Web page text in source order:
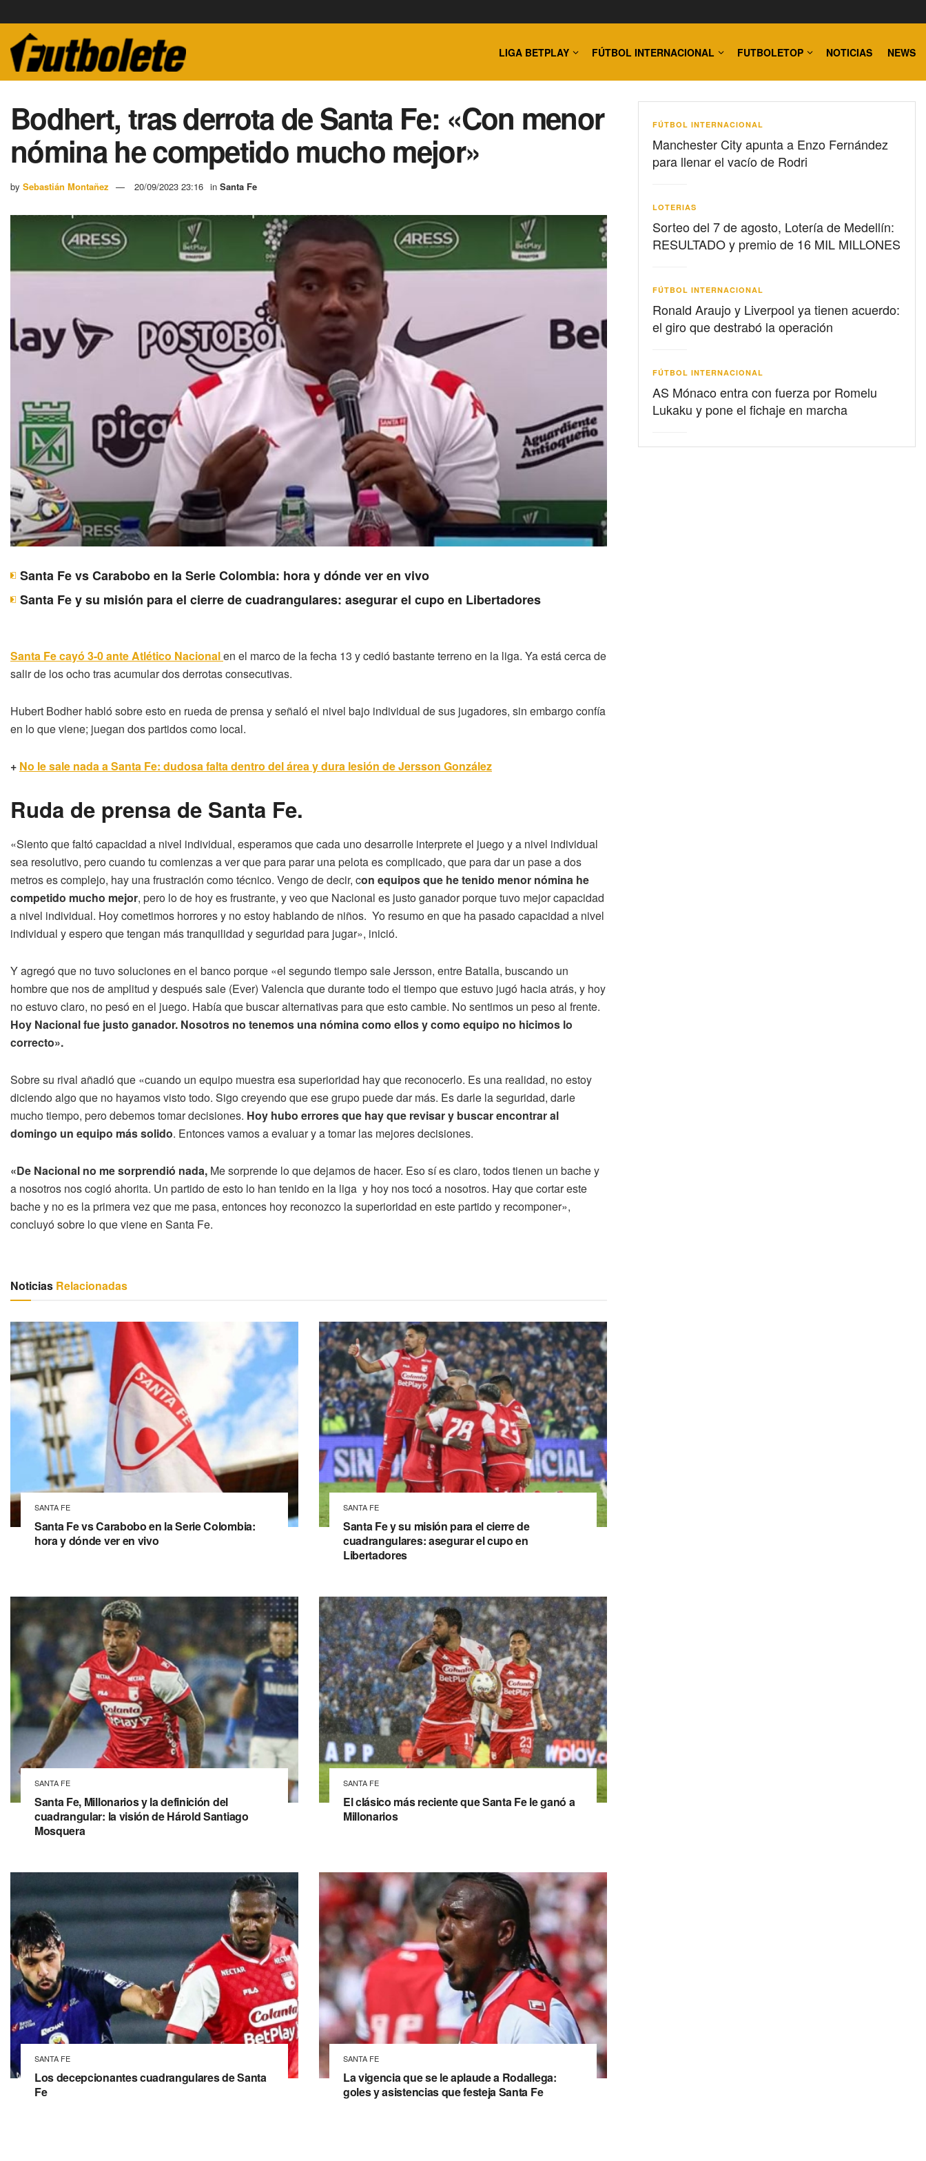
LIGA BETPLAY FÚTBOL INTERNACIONAL FUTBOLETOP NOTICIAS NEWS
Bodhert, tras derrota de Santa Fe: «Con menor
nómina he competido mucho mejor»
by Sebastián Montañez 20/09/2023 23:16 in Santa Fe
Santa Fe vs Carabobo en la Serie Colombia: hora y dónde ver en vivo
Santa Fe y su misión para el cierre de cuadrangulares: asegurar el cupo en Libertadores
Santa Fe cayó 3-0 ante Atlético Nacionalen el marco de la fecha 13 y cedió bastante terreno en la liga. Ya está cerca de
salir de los ocho tras acumular dos derrotas consecutivas.
Hubert Bodher habló sobre esto en rueda de prensa y señaló el nivel bajo individual de sus jugadores, sin embargo confía
en lo que viene; juegan dos partidos como local.
+ No le sale nada a Santa Fe: dudosa falta dentro del área y dura lesión de Jersson González
Ruda de prensa de Santa Fe.
«Siento que faltó capacidad a nivel individual, esperamos que cada uno desarrolle interprete el juego y a nivel individual
sea resolutivo, pero cuando tu comienzas a ver que para parar una pelota es complicado, que para dar un pase a dos
metros es complejo, hay una frustración como técnico. Vengo de decir, con equipos que he tenido menor nómina he
competido mucho mejor, pero lo de hoy es frustrante, y veo que Nacional es justo ganador porque tuvo mejor capacidad
a nivel individual. Hoy cometimos horrores y no estoy hablando de niños. Yo resumo en que ha pasado capacidad a nivel
individual y espero que tengan más tranquilidad y seguridad para jugar», inició.
Y agregó que no tuvo soluciones en el banco porque «el segundo tiempo sale Jersson, entre Batalla, buscando un
hombre que nos de amplitud y después sale (Ever) Valencia que durante todo el tiempo que estuvo jugó hacia atrás, y hoy
no estuvo claro, no pesó en el juego. Había que buscar alternativas para que esto cambie. No sentimos un peso al frente.
Hoy Nacional fue justo ganador. Nosotros no tenemos una nómina como ellos y como equipo no hicimos lo
correcto».
Sobre su rival añadió que «cuando un equipo muestra esa superioridad hay que reconocerlo. Es una realidad, no estoy
diciendo algo que no hayamos visto todo. Sigo creyendo que ese grupo puede dar más. Es darle la seguridad, darle
mucho tiempo, pero debemos tomar decisiones. Hoy hubo errores que hay que revisar y buscar encontrar al
domingo un equipo más solido. Entonces vamos a evaluar y a tomar las mejores decisiones.
«De Nacional no me sorprendió nada, Me sorprende lo que dejamos de hacer. Eso sí es claro, todos tienen un bache y
a nosotros nos cogió ahorita. Un partido de esto lo han tenido en la liga y hoy nos tocó a nosotros. Hay que cortar este
bache y no es la primera vez que me pasa, entonces hoy reconozco la superioridad en este partido y recomponer»,
concluyó sobre lo que viene en Santa Fe.
Noticias Relacionadas
SANTA FE
Santa Fe vs Carabobo en la Serie Colombia:
hora y dónde ver en vivo
SANTA FE
Santa Fe y su misión para el cierre de
cuadrangulares: asegurar el cupo en
Libertadores
SANTA FE
Santa Fe, Millonarios y la definición del
cuadrangular: la visión de Hárold Santiago
Mosquera
SANTA FE
El clásico más reciente que Santa Fe le ganó a
Millonarios
SANTA FE
Los decepcionantes cuadrangulares de Santa
Fe
SANTA FE
La vigencia que se le aplaude a Rodallega:
goles y asistencias que festeja Santa Fe
FÚTBOL INTERNACIONAL
Manchester City apunta a Enzo Fernández
para llenar el vacío de Rodri
LOTERIAS
Sorteo del 7 de agosto, Lotería de Medellín:
RESULTADO y premio de 16 MIL MILLONES
FÚTBOL INTERNACIONAL
Ronald Araujo y Liverpool ya tienen acuerdo:
el giro que destrabó la operación
FÚTBOL INTERNACIONAL
AS Mónaco entra con fuerza por Romelu
Lukaku y pone el fichaje en marcha